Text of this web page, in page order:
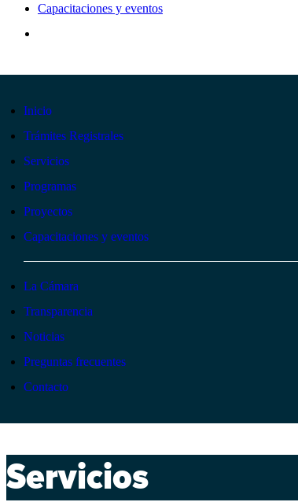
Capacitaciones y eventos
Inicio
Trámites Registrales
Servicios
Programas
Proyectos
Capacitaciones y eventos
La Cámara
Transparencia
Noticias
Preguntas frecuentes
Contacto
Servicios